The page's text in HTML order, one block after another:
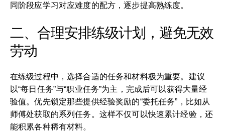
同阶段应学习对应难度的配方，逐步提高熟练度。
二、合理安排练级计划，避免无效
劳动
在练级过程中，选择合适的任务和材料极为重要。建议
以“每日任务”与“职业任务”为主，完成后可以获得大量经
验值。优先锁定那些提供经验奖励的“委托任务”，比如从
师傅处获取的系列任务。这样不仅可以快速累计经验，还
能积累各种稀有材料。